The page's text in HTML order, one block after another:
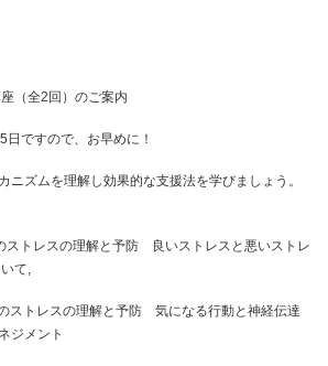
（全2回）のご案内
ですので、お早めに！
ニズムを理解し効果的な支援法を学びましょう。
ストレスの理解と予防 良いストレスと悪いストレ
て,
ストレスの理解と予防 気になる行動と神経伝達
ジメント